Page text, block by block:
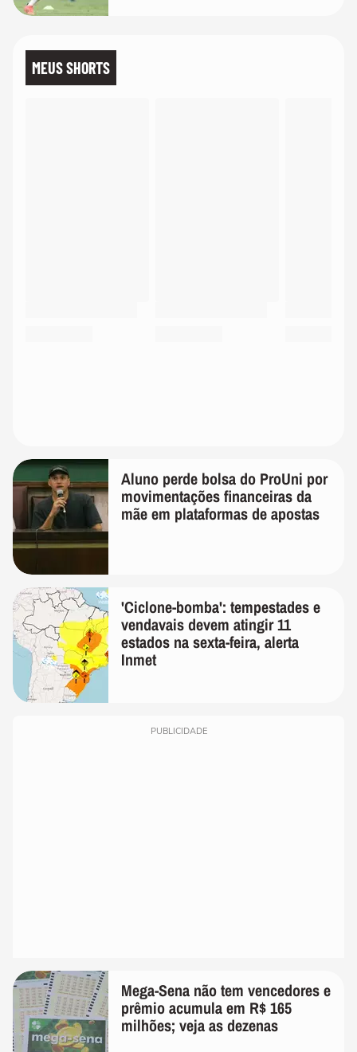
MEUS SHORTS
Aluno perde bolsa do ProUni por
movimentações financeiras da
mãe em plataformas de apostas
'Ciclone-bomba': tempestades e
vendavais devem atingir 11
estados na sexta-feira, alerta
Inmet
PUBLICIDADE
Mega-Sena não tem vencedores e
prêmio acumula em R$ 165
milhões; veja as dezenas